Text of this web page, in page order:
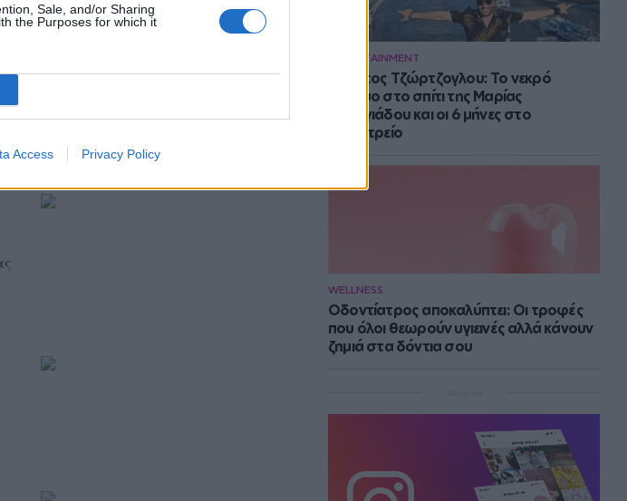
Sale, and/or Sharing
the Purposes for which it
Access Privacy Policy
ENTERTAINMENT
Στράτος Τζώρτζογλου: Το νεκρό
έμβρυο στο σπίτι της Μαρίας
Γεωργιάδου και οι 6 μήνες στο
ψυχιατρείο
WELLNESS
Οδοντίατρος αποκαλύπτει: Οι τροφές
που όλοι θεωρούν υγιεινές αλλά κάνουν
ζημιά στα δόντια σου